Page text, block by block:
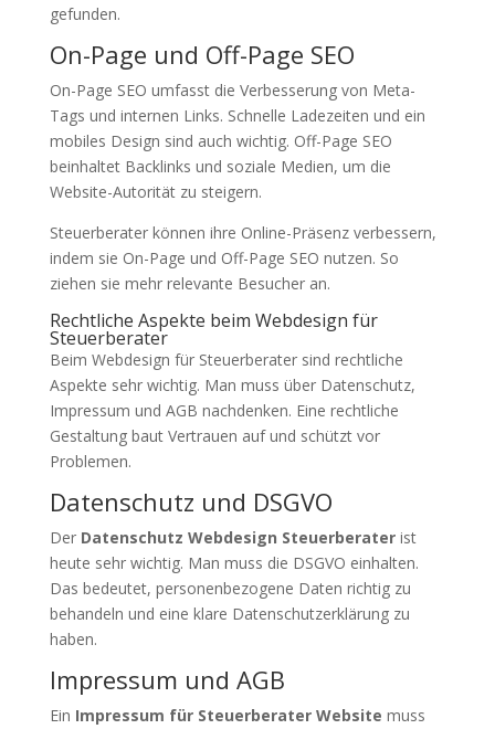
gefunden.
On-Page und Off-Page SEO
On-Page SEO umfasst die Verbesserung von Meta-
Tags und internen Links. Schnelle Ladezeiten und ein
mobiles Design sind auch wichtig. Off-Page SEO
beinhaltet Backlinks und soziale Medien, um die
Website-Autorität zu steigern.
Steuerberater können ihre Online-Präsenz verbessern,
indem sie On-Page und Off-Page SEO nutzen. So
ziehen sie mehr relevante Besucher an.
Rechtliche Aspekte beim Webdesign für
Steuerberater
Beim Webdesign für Steuerberater sind rechtliche
Aspekte sehr wichtig. Man muss über Datenschutz,
Impressum und AGB nachdenken. Eine rechtliche
Gestaltung baut Vertrauen auf und schützt vor
Problemen.
Datenschutz und DSGVO
Der Datenschutz Webdesign Steuerberaterist
heute sehr wichtig. Man muss die DSGVO einhalten.
Das bedeutet, personenbezogene Daten richtig zu
behandeln und eine klare Datenschutzerklärung zu
haben.
Impressum und AGB
Ein Impressum für Steuerberater Website muss